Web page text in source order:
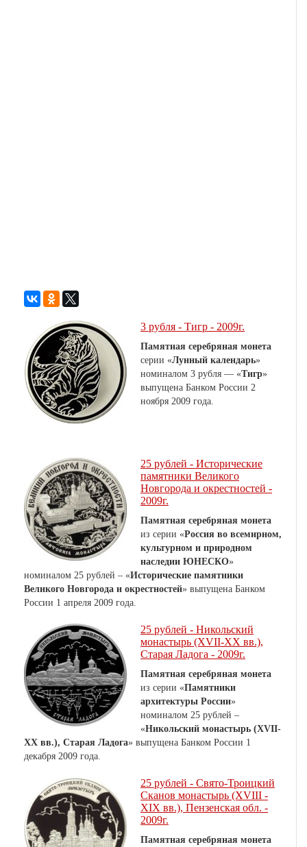
3 рубля - Тигр - 2009г.
Памятная серебряная монета
серии «Лунный календарь»
номиналом 3 рубля — «Тигр»
выпущена Банком России 2
ноября 2009 года.
25 рублей - Исторические
памятники Великого
Новгорода и окрестностей -
2009г.
Памятная серебряная монета
из серии «Россия во всемирном,
культурном и природном
наследии ЮНЕСКО»
номиналом 25 рублей – «Исторические памятники
Великого Новгорода и окрестностей» выпущена Банком
России 1 апреля 2009 года.
25 рублей - Никольский
монастырь (XVII-XX вв.),
Старая Ладога - 2009г.
Памятная серебряная монета
из серии «Памятники
архитектуры России»
номиналом 25 рублей –
«Никольский монастырь (XVII-
XX вв.), Старая Ладога» выпущена Банком России 1
декабря 2009 года.
25 рублей - Свято-Троицкий
Сканов монастырь (XVIII -
XIX вв.), Пензенская обл. -
2009г.
Памятная серебряная монета